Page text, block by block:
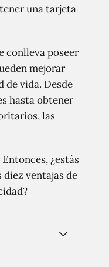
una tarjeta
conlleva poseer
mejorar
vida. Desde
hasta obtener
las
¿estás
ventajas de